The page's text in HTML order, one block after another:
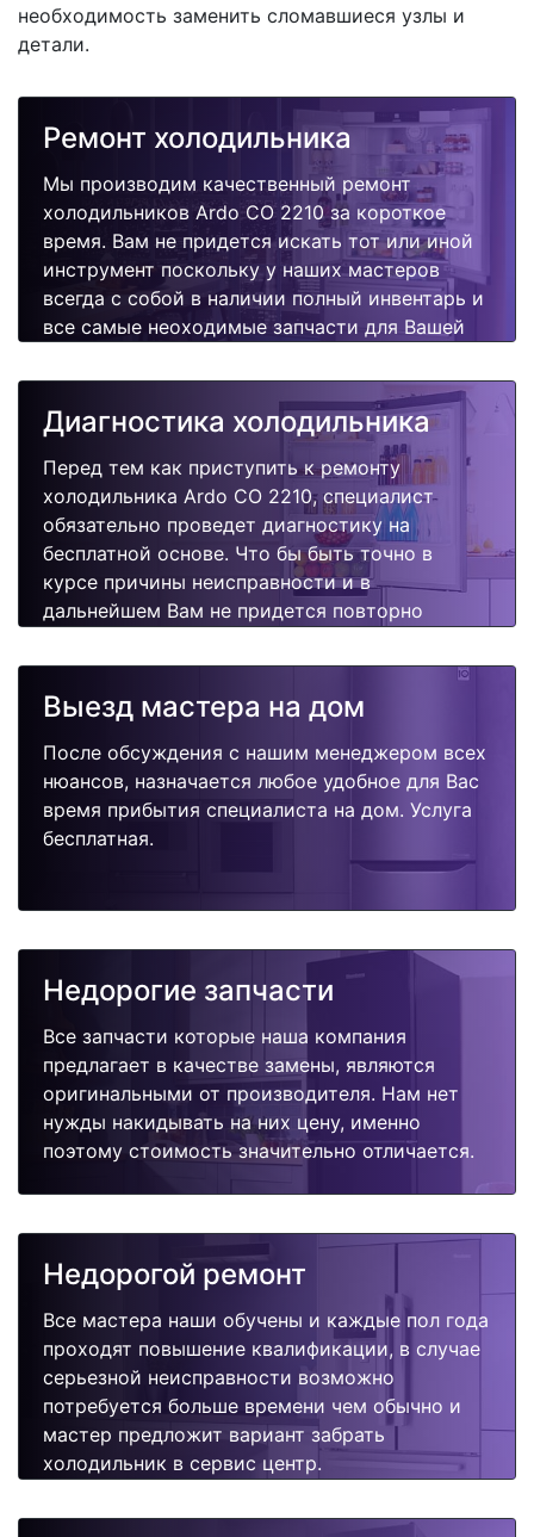
необходимость заменить сломавшиеся узлы и
детали.
Ремонт холодильника
Мы производим качественный ремонт
холодильников Ardo CO 2210 за короткое
время. Вам не придется искать тот или иной
инструмент поскольку у наших мастеров
всегда с собой в наличии полный инвентарь и
все самые неоходимые запчасти для Вашей
качественно и недорого.
Диагностика холодильника
Перед тем как приступить к ремонту
холодильника Ardo CO 2210, специалист
обязательно проведет диагностику на
бесплатной основе. Что бы быть точно в
курсе причины неисправности и в
дальнейшем Вам не придется повторно
поломок.
Выезд мастера на дом
После обсуждения с нашим менеджером всех
нюансов, назначается любое удобное для Вас
время прибытия специалиста на дом. Услуга
бесплатная.
Недорогие запчасти
Все запчасти которые наша компания
предлагает в качестве замены, являются
оригинальными от производителя. Нам нет
нужды накидывать на них цену, именно
поэтому стоимость значительно отличается.
Недорогой ремонт
Все мастера наши обучены и каждые пол года
проходят повышение квалификации, в случае
серьезной неисправности возможно
потребуется больше времени чем обычно и
мастер предложит вариант забрать
холодильник в сервис центр.